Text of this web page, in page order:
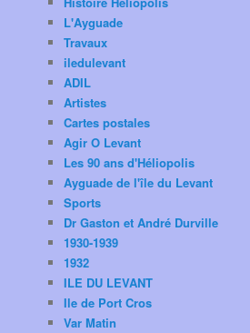
L'Ayguade
Travaux
iledulevant
ADIL
Artistes
Cartes postales
Agir O Levant
Les 90 ans d'Héliopolis
Ayguade de l'île du Levant
Sports
Dr Gaston et André Durville
1930-1939
1932
ILE DU LEVANT
Ile de Port Cros
Var Matin